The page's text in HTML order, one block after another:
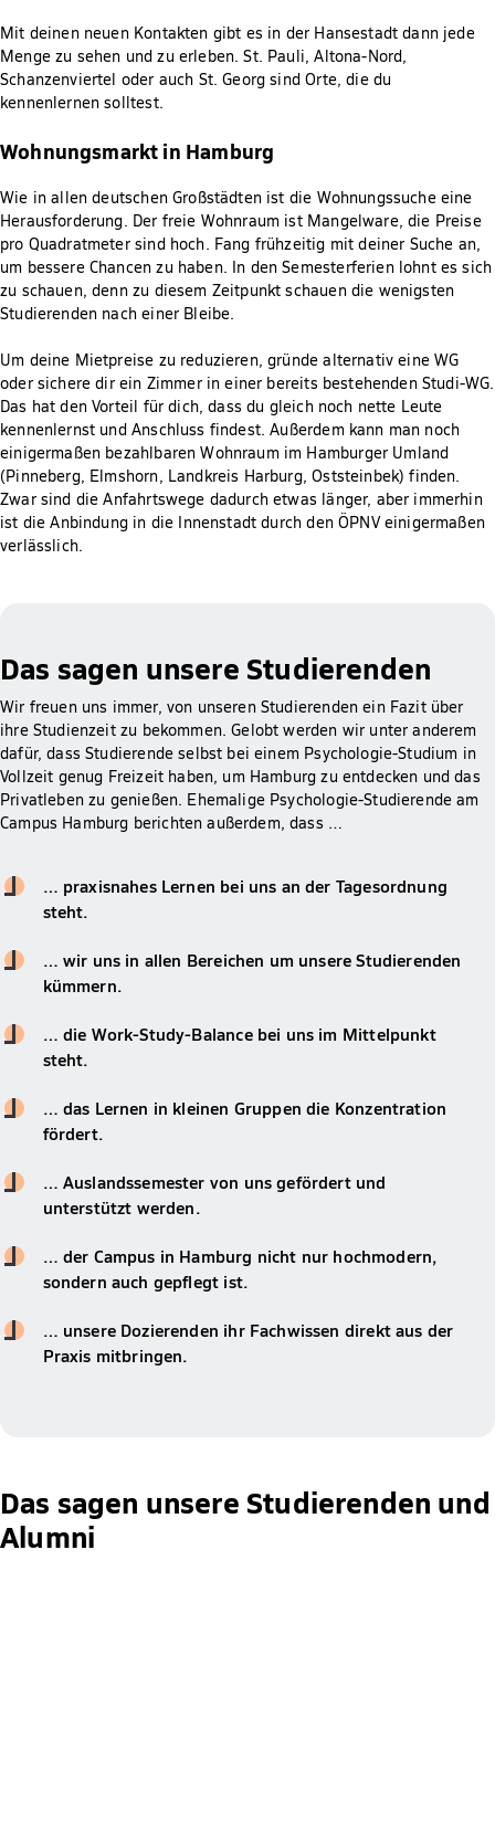
Mit deinen neuen Kontakten gibt es in der Hansestadt dann jede
Menge zu sehen und zu erleben. St. Pauli, Altona-Nord,
Schanzenviertel oder auch St. Georg sind Orte, die du
kennenlernen solltest.
Wohnungsmarkt in Hamburg
Wie in allen deutschen Großstädten ist die Wohnungssuche eine
Herausforderung. Der freie Wohnraum ist Mangelware, die Preise
pro Quadratmeter sind hoch. Fang frühzeitig mit deiner Suche an,
um bessere Chancen zu haben. In den Semesterferien lohnt es sich
zu schauen, denn zu diesem Zeitpunkt schauen die wenigsten
Studierenden nach einer Bleibe.
Um deine Mietpreise zu reduzieren, gründe alternativ eine WG
oder sichere dir ein Zimmer in einer bereits bestehenden Studi-WG.
Das hat den Vorteil für dich, dass du gleich noch nette Leute
kennenlernst und Anschluss findest. Außerdem kann man noch
einigermaßen bezahlbaren Wohnraum im Hamburger Umland
(Pinneberg, Elmshorn, Landkreis Harburg, Oststeinbek) finden.
Zwar sind die Anfahrtswege dadurch etwas länger, aber immerhin
ist die Anbindung in die Innenstadt durch den ÖPNV einigermaßen
verlässlich.
Das sagen unsere Studierenden
Wir freuen uns immer, von unseren Studierenden ein Fazit über
ihre Studienzeit zu bekommen. Gelobt werden wir unter anderem
dafür, dass Studierende selbst bei einem Psychologie-Studium in
Vollzeit genug Freizeit haben, um Hamburg zu entdecken und das
Privatleben zu genießen. Ehemalige Psychologie-Studierende am
Campus Hamburg berichten außerdem, dass …
… praxisnahes Lernen bei uns an der Tagesordnung
steht.
… wir uns in allen Bereichen um unsere Studierenden
kümmern.
… die Work-Study-Balance bei uns im Mittelpunkt
steht.
… das Lernen in kleinen Gruppen die Konzentration
fördert.
… Auslandssemester von uns gefördert und
unterstützt werden.
… der Campus in Hamburg nicht nur hochmodern,
sondern auch gepflegt ist.
… unsere Dozierenden ihr Fachwissen direkt aus der
Praxis mitbringen.
Das sagen unsere Studierenden und
Alumni